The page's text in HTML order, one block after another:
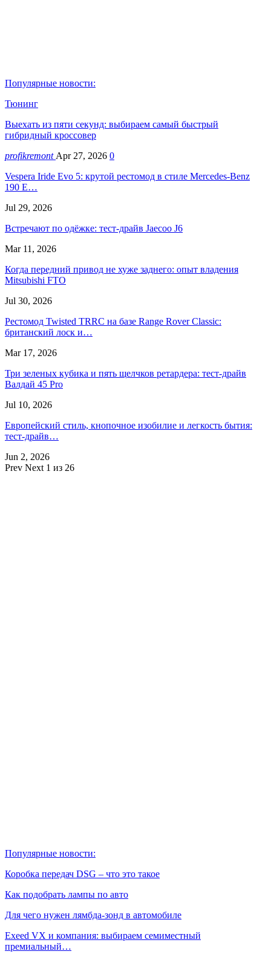
Популярные новости:
Тюнинг
Выехать из пяти секунд: выбираем самый быстрый
гибридный кроссовер
profikremont Apr 27, 2026 0
Vespera Iride Evo 5: крутой рестомод в стиле Mercedes-Benz
190 E…
Jul 29, 2026
Встречают по одёжке: тест-драйв Jaecoo J6
Mar 11, 2026
Когда передний привод не хуже заднего: опыт владения
Mitsubishi FTO
Jul 30, 2026
Рестомод Twisted TRRC на базе Range Rover Classic:
британский лоск и…
Mar 17, 2026
Три зеленых кубика и пять щелчков ретардера: тест-драйв
Валдай 45 Pro
Jul 10, 2026
Европейский стиль, кнопочное изобилие и легкость бытия:
тест-драйв…
Jun 2, 2026
Prev Next 1 из 26
Популярные новости:
Коробка передач DSG – что это такое
Как подобрать лампы по авто
Для чего нужен лямбда-зонд в автомобиле
Exeed VX и компания: выбираем семиместный
премиальный…